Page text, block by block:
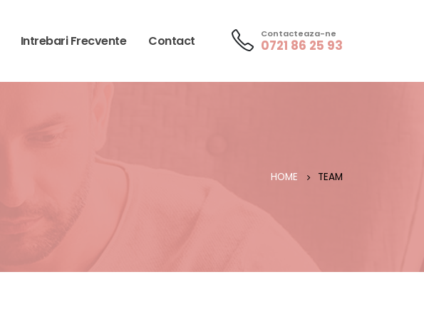
Intrebari Frecvente Contact Contacteaza-ne
0721 86 25 93
HOME TEAM